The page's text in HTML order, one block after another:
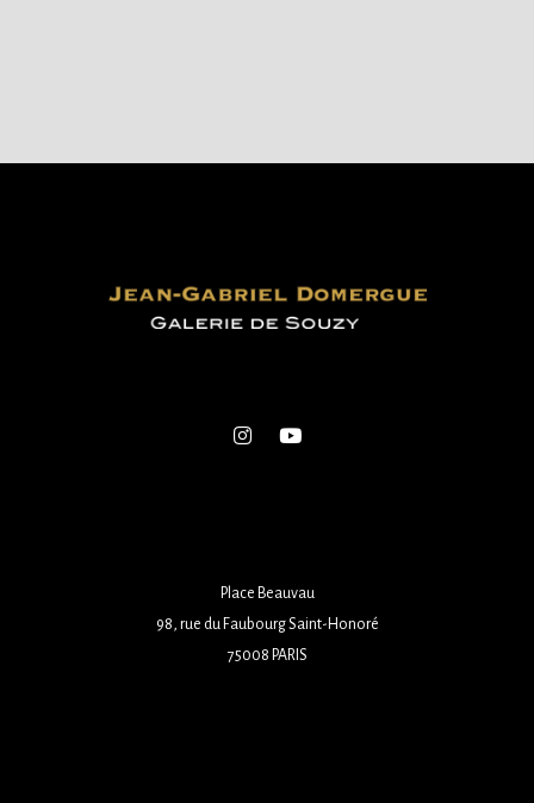
Place Beauvau
98, rue du Faubourg Saint-Honoré
75008 PARIS